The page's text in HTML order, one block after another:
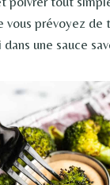
vous prévoyez de
une sauce